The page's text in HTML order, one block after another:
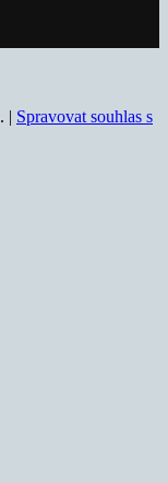
. | Spravovat souhlas s